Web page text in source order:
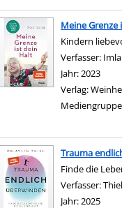
Meine
Kindern
Verfasser:
Jahr:2023
Verlag:
Trauma
Finde die
Verfasser:
Jahr:2025